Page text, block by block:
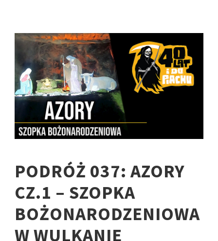
PODRÓŻ 037: AZORY
CZ.1 – SZOPKA
BOŻONARODZENIOWA
W WULKANIE